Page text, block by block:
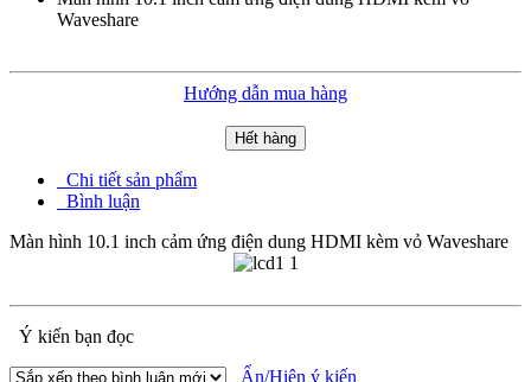
Waveshare
Hướng dẫn mua hàng
Hết hàng
Chi tiết sản phẩm
Bình luận
Màn hình 10.1 inch cảm ứng điện dung HDMI kèm vỏ Waveshare
Ý kiến bạn đọc
Ẩn/Hiện ý kiến